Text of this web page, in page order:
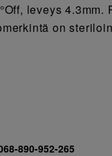
leveys
on
890-952-265